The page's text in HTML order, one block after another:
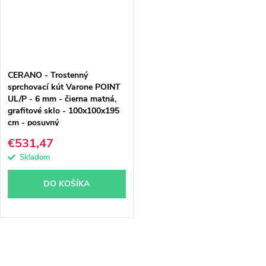
CERANO - Trostenný
sprchovací kút Varone POINT
UL/P - 6 mm - čierna matná,
grafitové sklo - 100x100x195
cm - posuvný
€531,47
Skladom
DO KOŠÍKA